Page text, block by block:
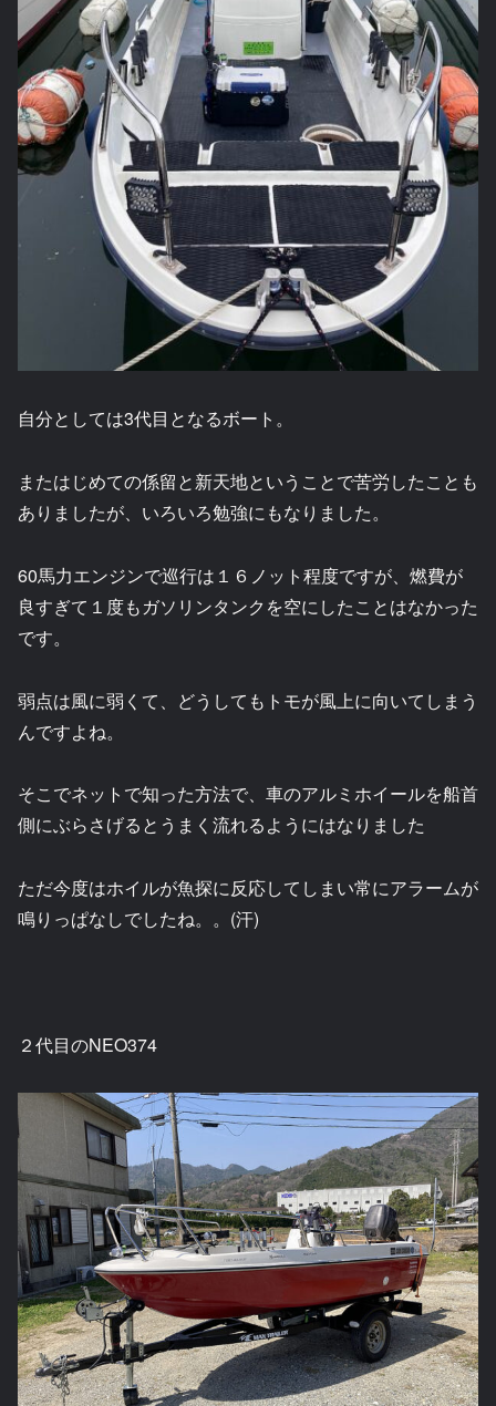
自分としては3代目となるボート。
またはじめての係留と新天地ということで苦労したことも
ありましたが、いろいろ勉強にもなりました。
60馬力エンジンで巡行は１６ノット程度ですが、燃費が
良すぎて１度もガソリンタンクを空にしたことはなかった
です。
弱点は風に弱くて、どうしてもトモが風上に向いてしまう
んですよね。
そこでネットで知った方法で、車のアルミホイールを船首
側にぶらさげるとうまく流れるようにはなりました
ただ今度はホイルが魚探に反応してしまい常にアラームが
鳴りっぱなしでしたね。。(汗)
２代目のNEO374